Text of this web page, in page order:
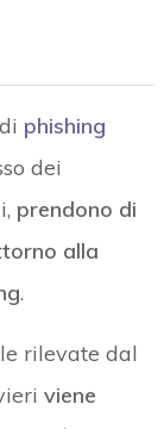
phishing
dei
prendono di
alla
.
rilevate dal
viene